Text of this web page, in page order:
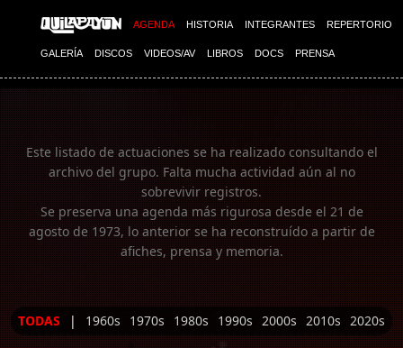
AGENDA HISTORIA INTEGRANTES REPERTORIO
GALERÍA DISCOS VIDEOS/AV LIBROS DOCS PRENSA
Imagen 01
Este listado de actuaciones se ha realizado consultando el
archivo del grupo. Falta mucha actividad aún al no
sobrevivir registros.
Se preserva una agenda más rigurosa desde el 21 de
agosto de 1973, lo anterior se ha reconstruído a partir de
afiches, prensa y memoria.
TODAS | 1960s 1970s 1980s 1990s 2000s 2010s 2020s